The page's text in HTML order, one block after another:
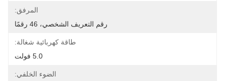
المرفق:
رقم التعريف الشخصي، 46 رقمًا
طاقة كهربائية شغالة:
5.0 فولت
الضوء الخلفي: